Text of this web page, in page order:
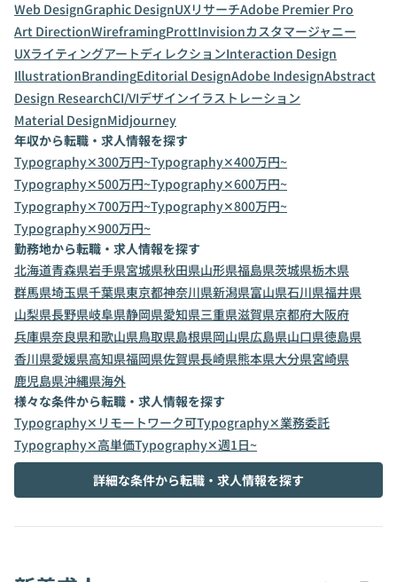
Web DesignGraphic DesignUXリサーチAdobe Premier Pro
Art DirectionWireframingProttInvisionカスタマージャニー
UXライティングアートディレクションInteraction Design
IllustrationBrandingEditorial DesignAdobe IndesignAbstract
Design ResearchCI/VIデザインイラストレーション
Material DesignMidjourney
年収から転職・求人情報を探す
Typography✕300万円~Typography✕400万円~
Typography✕500万円~Typography✕600万円~
Typography✕700万円~Typography✕800万円~
Typography✕900万円~
勤務地から転職・求人情報を探す
北海道青森県岩手県宮城県秋田県山形県福島県茨城県栃木県
群馬県埼玉県千葉県東京都神奈川県新潟県富山県石川県福井県
山梨県長野県岐阜県静岡県愛知県三重県滋賀県京都府大阪府
兵庫県奈良県和歌山県鳥取県島根県岡山県広島県山口県徳島県
香川県愛媛県高知県福岡県佐賀県長崎県熊本県大分県宮崎県
鹿児島県沖縄県海外
様々な条件から転職・求人情報を探す
Typography✕リモートワーク可Typography✕業務委託
Typography✕高単価Typography✕週1日~
詳細な条件から転職・求人情報を探す